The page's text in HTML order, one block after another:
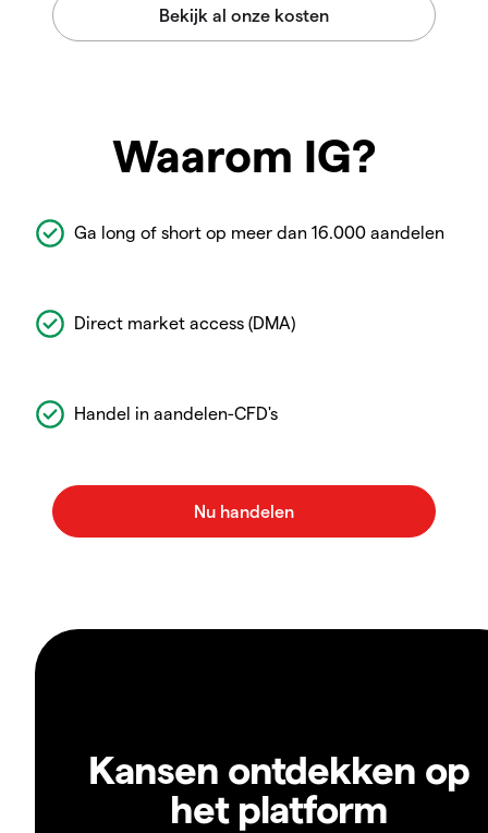
Waarom IG?
Ga long of short op meer dan 16.000 aandelen
Direct market access (DMA)
Handel in aandelen-CFD's
Kansen ontdekken op
het platform